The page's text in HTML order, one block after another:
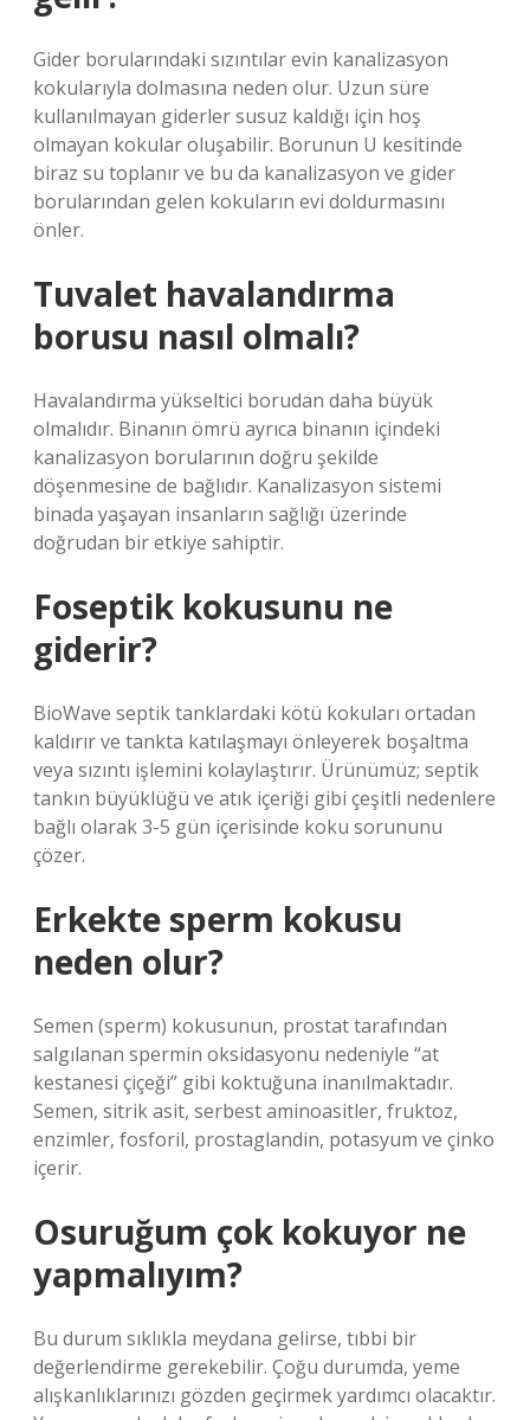
Gider borularındaki sızıntılar evin kanalizasyon
kokularıyla dolmasına neden olur. Uzun süre
kullanılmayan giderler susuz kaldığı için hoş
olmayan kokular oluşabilir. Borunun U kesitinde
biraz su toplanır ve bu da kanalizasyon ve gider
borularından gelen kokuların evi doldurmasını
önler.
Tuvalet havalandırma
borusu nasıl olmalı?
Havalandırma yükseltici borudan daha büyük
olmalıdır. Binanın ömrü ayrıca binanın içindeki
kanalizasyon borularının doğru şekilde
döşenmesine de bağlıdır. Kanalizasyon sistemi
binada yaşayan insanların sağlığı üzerinde
doğrudan bir etkiye sahiptir.
Foseptik kokusunu ne
giderir?
BioWave septik tanklardaki kötü kokuları ortadan
kaldırır ve tankta katılaşmayı önleyerek boşaltma
veya sızıntı işlemini kolaylaştırır. Ürünümüz; septik
tankın büyüklüğü ve atık içeriği gibi çeşitli nedenlere
bağlı olarak 3-5 gün içerisinde koku sorununu
çözer.
Erkekte sperm kokusu
neden olur?
Semen (sperm) kokusunun, prostat tarafından
salgılanan spermin oksidasyonu nedeniyle “at
kestanesi çiçeği” gibi koktuğuna inanılmaktadır.
Semen, sitrik asit, serbest aminoasitler, fruktoz,
enzimler, fosforil, prostaglandin, potasyum ve çinko
içerir.
Osuruğum çok kokuyor ne
yapmalıyım?
Bu durum sıklıkla meydana gelirse, tıbbi bir
değerlendirme gerekebilir. Çoğu durumda, yeme
alışkanlıklarınızı gözden geçirmek yardımcı olacaktır.